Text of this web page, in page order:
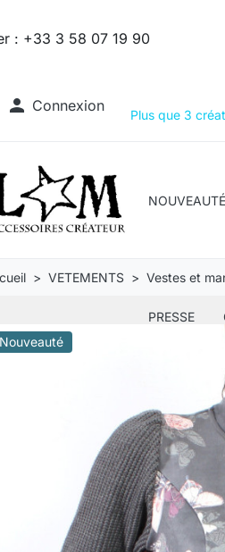
: +33 3 58 07 19 90
 Connexion
Plus que 3
PRESSE
VETEMENTS Vestes et
Nouveauté